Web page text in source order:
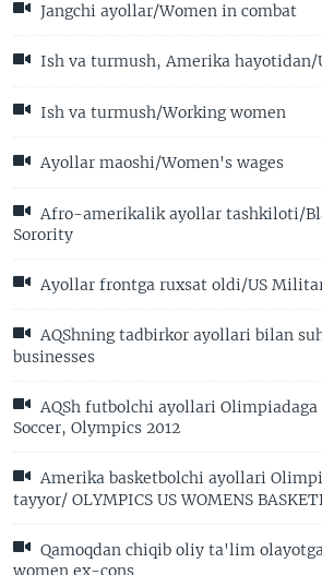
Jangchi ayollar/Women in combat
Ish va turmush, Amerika hayotidan/
Ish va turmush/Working women
Ayollar maoshi/Women's wages
Afro-amerikalik ayollar tashkiloti/
Sorority
Ayollar frontga ruxsat oldi/US
AQShning tadbirkor ayollari bilan
businesses
AQSh futbolchi ayollari
Soccer, Olympics 2012
Amerika basketbolchi ayollari
tayyor/ OLYMPICS US WOMENS
Qamoqdan chiqib oliy ta'lim
women ex-cons